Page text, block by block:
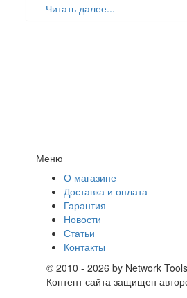
Читать далее...
Меню
О магазине
Доставка и оплата
Гарантия
Новости
Статьи
Контакты
© 2010 - 2026 by Network
Контент сайта защищен